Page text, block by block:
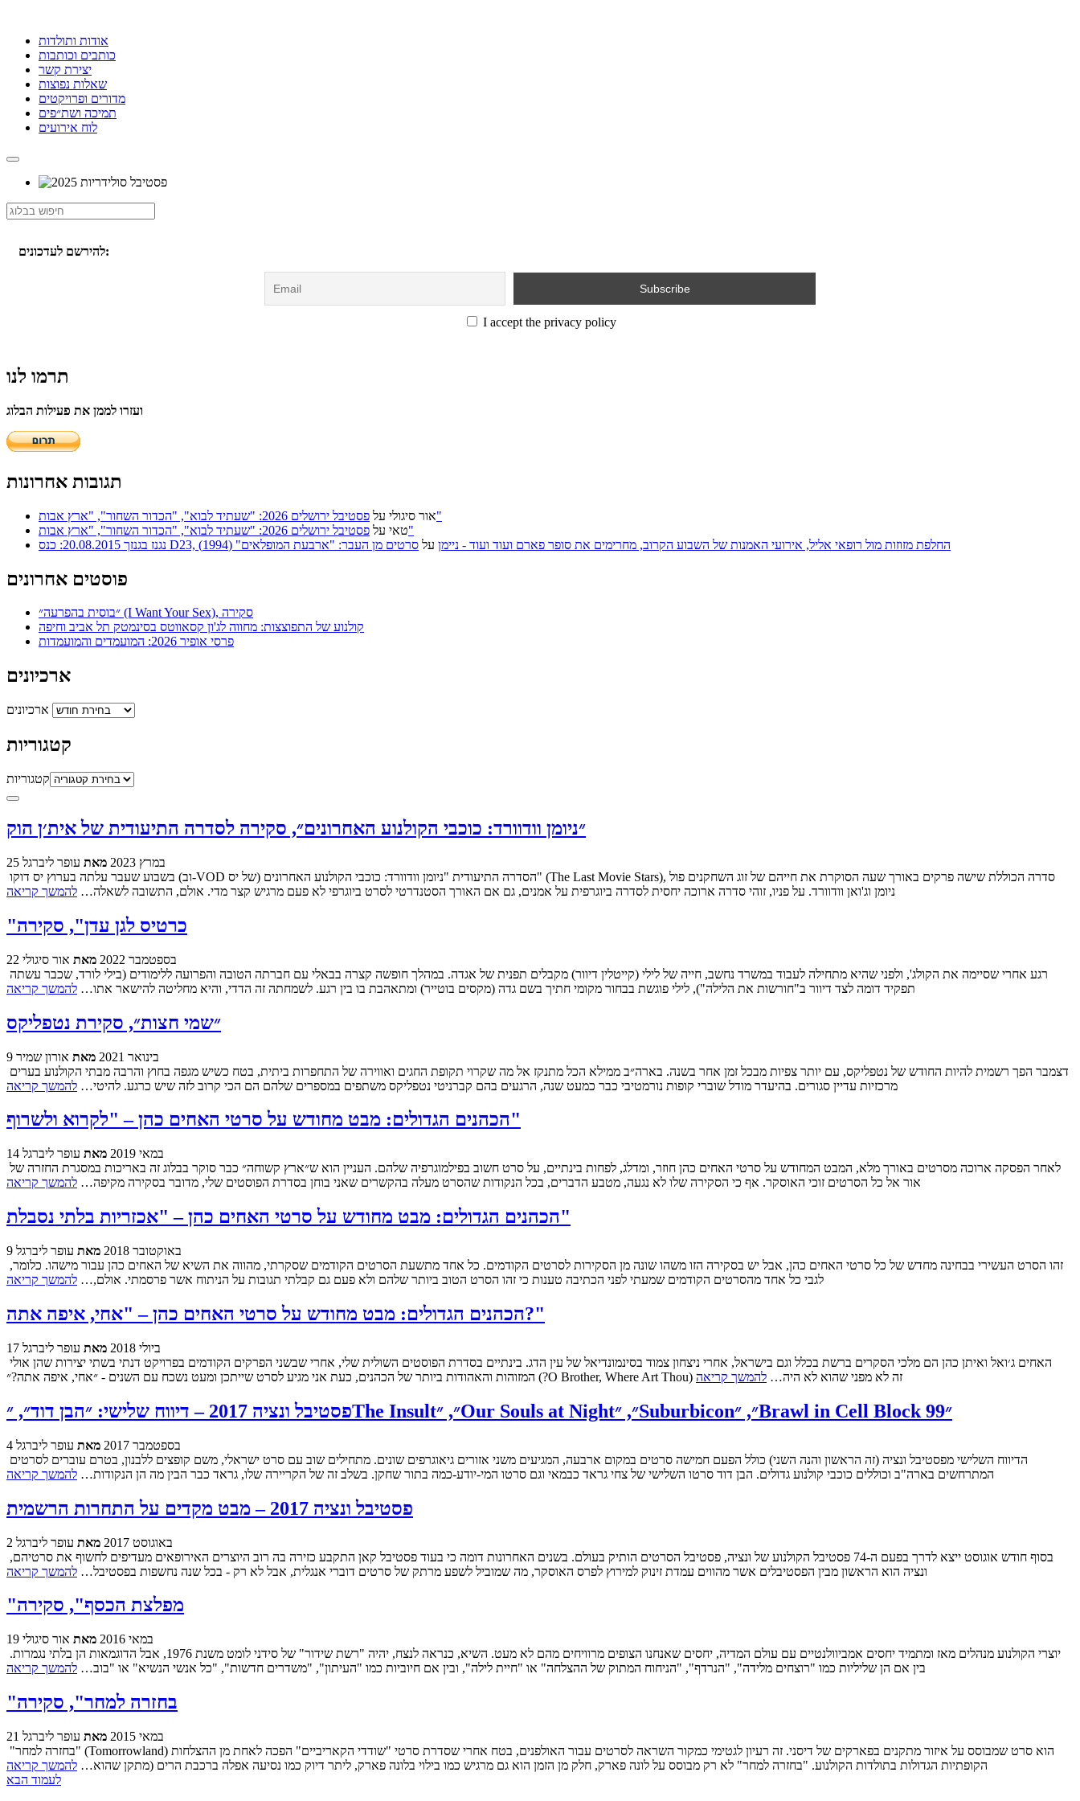
אודות ותולדות
כותבים וכותבות
יצירת קשר
שאלות נפוצות
מדורים ופרויקטים
תמיכה ושת״פים
לוח אירועים
להירשם לעדכונים:
I accept the privacy policy
תרמו לנו
ועזרו לממן את פעילות הבלוג
תגובות אחרונות
אור סיגולי על
פסטיבל ירושלים 2026: "שעתיד לבוא", "הכדור השחור", "ארץ אבות"
טאי על
פסטיבל ירושלים 2026: "שעתיד לבוא", "הכדור השחור", "ארץ אבות"
נגנז בגנזך 20.08.2015: כנס D23, החלפת מזוזות מול רופאי אליל, אירועי האמנות של השבוע הקרוב, מחרימים את סופר פארם ועוד ועוד - ניימן על סרטים מן העבר: "ארבעת המופלאים" (1994)
פוסטים אחרונים
״בוסית בהפרעה״ (I Want Your Sex), סקירה
קולנוע של התפוצצות: מחווה לג'ון קסאווטס בסינמטק תל אביב וחיפה
פרסי אופיר 2026: המועמדים והמועמדות
ארכיונים
ארכיונים
קטגוריות
קטגוריות
״ניומן וודוורד: כוכבי הקולנוע האחרונים״, סקירה לסדרה התיעודית של אית׳ן הוק
25 במרץ 2023 מאת עופר ליברגל
ניומן וג'ואן וודוורד. על פניו, זוהי סדרה ארוכה יחסית לסדרה ביוגרפית על אמנים, גם אם האורך הסטנדרטי לסרט ביוגרפי לא פעם מרגיש קצר מדי. אולם, התשובה לשאלה… להמשך קריאה
"כרטיס לגן עדן", סקירה
22 בספטמבר 2022 מאת אור סיגולי
תפקיד דומה לצד דיוור ב"חורשות את הלילה"), לילי פוגשת בבחור מקומי חתיך בשם גדה (מקסים בוטייר) ומתאהבת בו בין רגע. לשמחתה זה הדדי, והיא מחליטה להישאר אתו… להמשך קריאה
״שמי חצות״, סקירת נטפליקס
9 בינואר 2021 מאת אורון שמיר
מרכזיות עדיין סגורים. בהיעדר מודל שוברי קופות נורמטיבי כבר כמעט שנה, הרגעים בהם קברניטי נטפליקס משתפים במספרים שלהם הם הכי קרוב לזה שיש כרגע. להיטי… להמשך קריאה
הכהנים הגדולים: מבט מחודש על סרטי האחים כהן – "לקרוא ולשרוף"
14 במאי 2019 מאת עופר ליברגל
אור אל כל הסרטים זוכי האוסקר. אף כי הסקירה שלו לא נגעה, מטבע הדברים, בכל הנקודות שהסרט מעלה בהקשרים שאני בוחן בסדרת הפוסטים שלי, מדובר בסקירה מקיפה… להמשך קריאה
הכהנים הגדולים: מבט מחודש על סרטי האחים כהן – "אכזריות בלתי נסבלת"
9 באוקטובר 2018 מאת עופר ליברגל
לגבי כל אחד מהסרטים הקודמים שמעתי לפני הכתיבה טענות כי זהו הסרט הטוב ביותר שלהם ולא פעם גם קבלתי תגובות על הניתוח אשר פרסמתי. אולם,… להמשך קריאה
הכהנים הגדולים: מבט מחודש על סרטי האחים כהן – "אחי, איפה אתה?"
17 ביולי 2018 מאת עופר ליברגל
המזוהות והאהודות ביותר של הכהנים, כעת אני מגיע לסרט שייתכן ומעט נשכח עם השנים - ״אחי, איפה אתה?״ (?O Brother, Where Art Thou) זה לא מפני שהוא לא היה… להמשך קריאה
פסטיבל ונציה 2017 – דיווח שלישי: ״הבן דוד״, ״The Insult״, ״Our Souls at Night״, ״Suburbicon״, ״Brawl in Cell Block 99״
4 בספטמבר 2017 מאת עופר ליברגל
המתרחשים בארה"ב וכוללים כוכבי קולנוע גדולים. הבן דוד סרטו השלישי של צחי גראד כבמאי וגם סרטו המי-יודע-כמה בתור שחקן. בשלב זה של הקריירה שלו, גראד כבר הבין מה הן הנקודות… להמשך קריאה
פסטיבל ונציה 2017 – מבט מקדים על התחרות הרשמית
2 באוגוסט 2017 מאת עופר ליברגל
ונציה הוא הראשון מבין הפסטיבלים אשר מהווים עמדת זינוק למירוץ לפרס האוסקר, מה שמוביל לשפע מרתק של סרטים דוברי אנגלית, אבל לא רק - בכל שנה נחשפות בפסטיבל… להמשך קריאה
"מפלצת הכסף", סקירה
19 במאי 2016 מאת אור סיגולי
בין אם הן שליליות כמו "רוצחים מלידה", "הנרדף", "הניחוח המתוק של ההצלחה" או "חיית לילה", ובין אם חיוביות כמו "העיתון", "משדרים חדשות", "כל אנשי הנשיא" או "בוב… להמשך קריאה
"בחזרה למחר", סקירה
21 במאי 2015 מאת עופר ליברגל
"בחזרה למחר" (Tomorrowland) הוא סרט שמבוסס על איזור מתקנים בפארקים של דיסני. זה רעיון לגטימי כמקור השראה לסרטים עבור האולפנים, בטח אחרי שסדרת סרטי "שודדי הקאריביים" הפכה לאחת מן ההצלחות
הקופתיות הגדולות בתולדות הקולנוע. "בחזרה למחר" לא רק מבוסס על לונה פארק, חלק מן הזמן הוא גם מרגיש כמו בילוי בלונה פארק, ליתר דיוק כמו נסיעה אפלה ברכבת הרים (מתקן שהוא… להמשך קריאה
לעמוד הבא